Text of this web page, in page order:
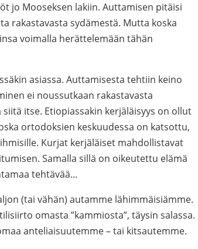
jo Mooseksen lakiin. Auttamisen pitäisi
rakastavasta sydämestä. Mutta koska
voimalla herättelemään tähän
asiassa. Auttamisesta tehtiin keino
ei noussutkaan rakastavasta
itse. Etiopiassakin kerjäläisyys on ollut
ortodoksien keskuudessa on katsottu,
Kurjat kerjäläiset mahdollistavat
Samalla sillä on oikeutettu elämä
tehtävää…
(tai vähän) autamme lähimmäisiämme.
omasta ”kammiosta”, täysin salassa.
anteliaisuutemme – tai kitsautemme.